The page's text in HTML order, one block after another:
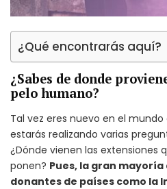
¿Qué encontrarás aquí?
¿Sabes de donde
pelo humano?
Tal vez eres nuevo en el
estarás realizando varias
¿Dónde vienen las extensiones
ponen? Pues, la gran
donantes de países como la